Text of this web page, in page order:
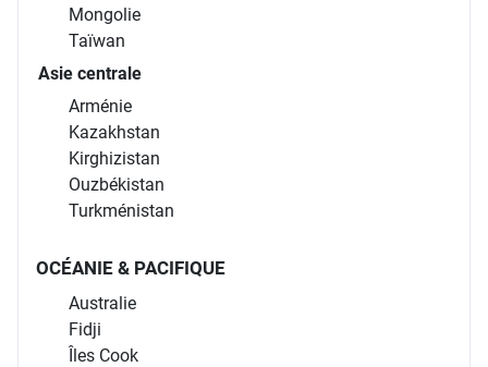
Mongolie
Taïwan
Asie centrale
Arménie
Kazakhstan
Kirghizistan
Ouzbékistan
Turkménistan
OCÉANIE & PACIFIQUE
Australie
Fidji
Îles Cook